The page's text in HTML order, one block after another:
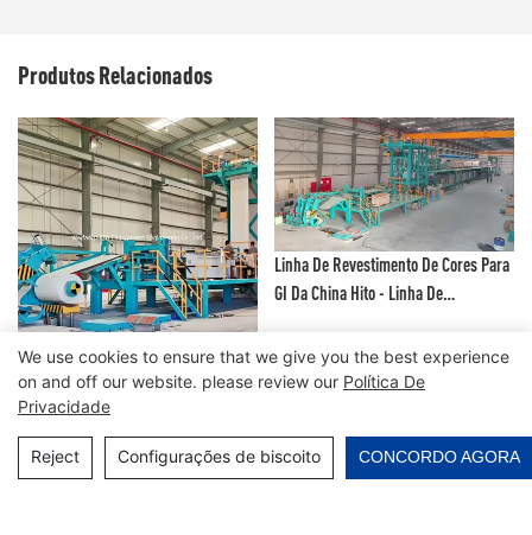
Produtos Relacionados
Linha De Produção De 50k Toneladas
VCM/PCM, Linha De Revestimento De
Tinta, Linha De Impressão Em Cores -
Linha De Produção De VCM E Linha De
Linha De Revestimento De Cores Para
GI Da China Hito - Linha De
Polivinilideno E Linha De Pintura
Colorida
We use cookies to ensure that we give you the best experience
on and off our website. please review our Política De
Privacidade
Reject Configurações de biscoito CONCORDO AGORA